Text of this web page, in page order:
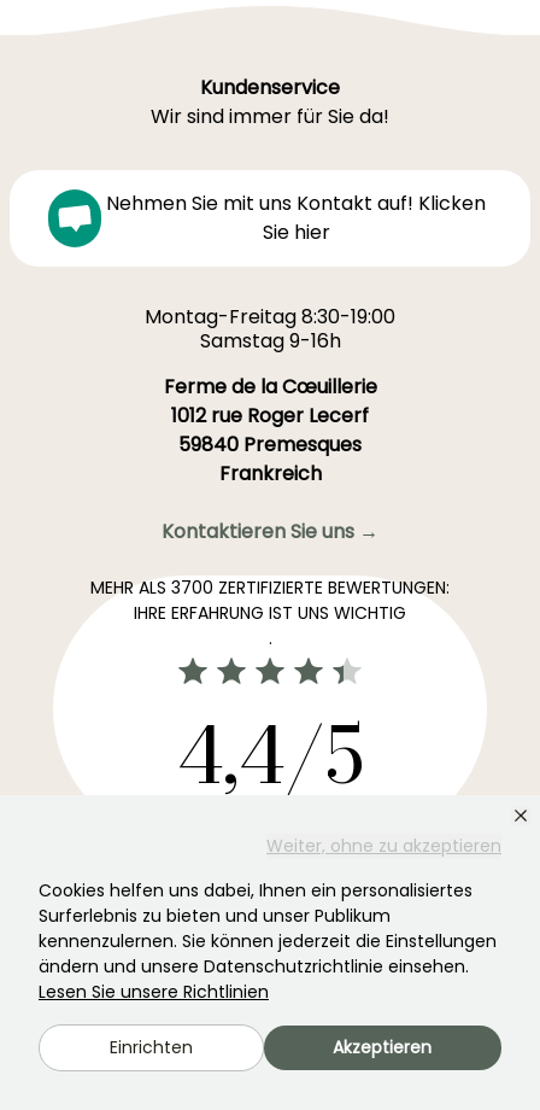
Weiter, ohne zu akzeptieren
Cookies helfen uns dabei, Ihnen ein personalisiertes
Surferlebnis zu bieten und unser Publikum
kennenzulernen. Sie können jederzeit die Einstellungen
ändern und unsere Datenschutzrichtlinie einsehen.
Lesen Sie unsere Richtlinien
Einrichten Akzeptieren
Kundenservice
Wir sind immer für Sie da!
Nehmen Sie mit uns Kontakt auf! Klicken
Sie hier
Montag-Freitag 8:30-19:00
Samstag 9-16h
Ferme de la Cœuillerie
1012 rue Roger Lecerf
59840 Premesques
Frankreich
Kontaktieren Sie uns →
MEHR ALS 3700 ZERTIFIZIERTE BEWERTUNGEN:
IHRE ERFAHRUNG IST UNS WICHTIG
.
4,4/5
Der Lieblingsnewsletter für Ihren Garten →
Erhalten Sie unsere aktuellen Nachrichten und Ideen,
damit Ihr Garten das ganze Jahr über davon profitiert.
Registrieren Sie sich →